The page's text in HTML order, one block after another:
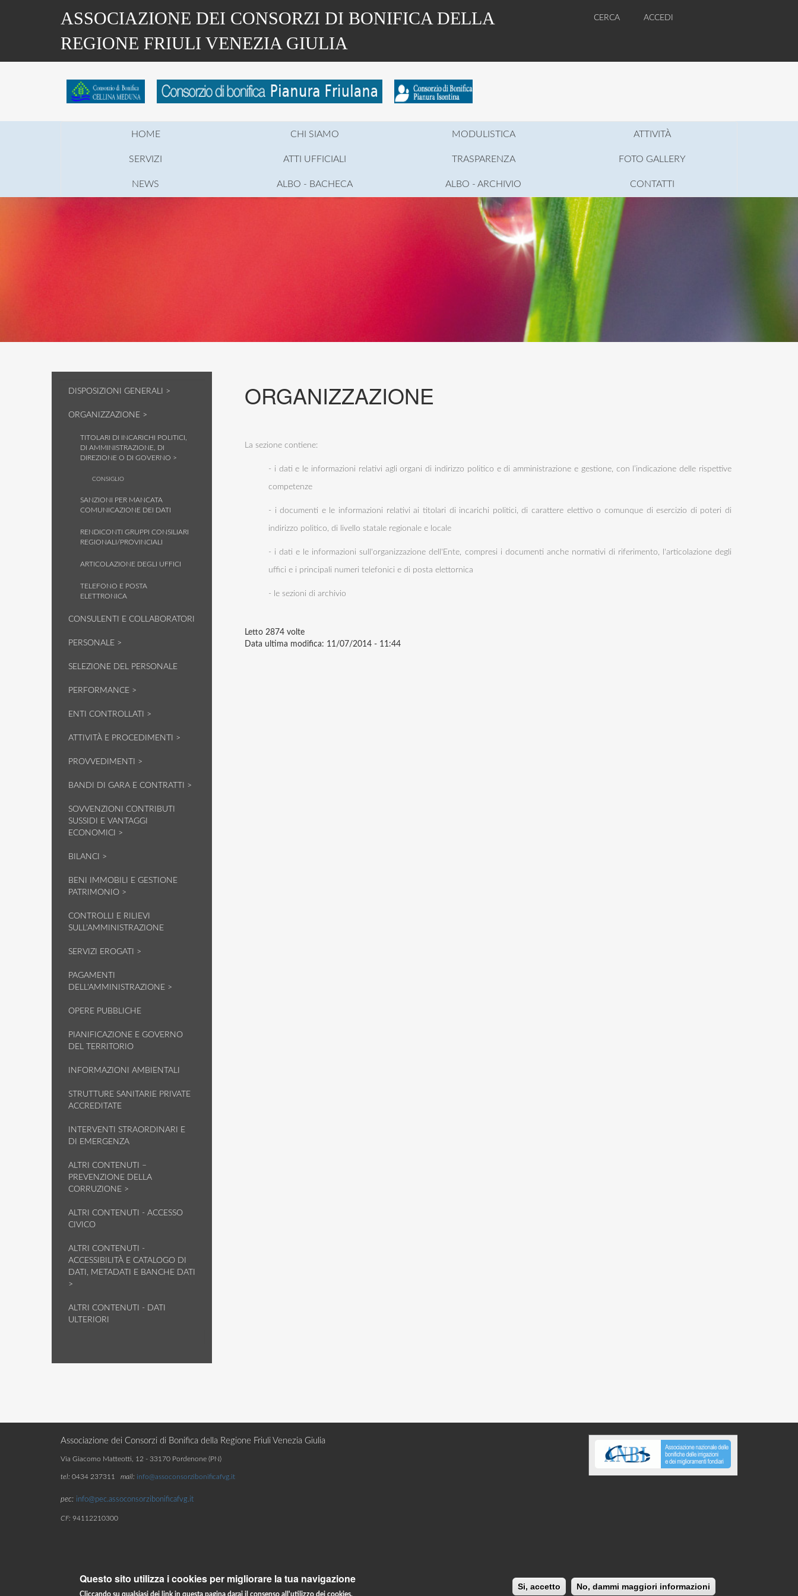
ASSOCIAZIONE DEI CONSORZI DI BONIFICA DELLA
REGIONE FRIULI VENEZIA GIULIA
CERCA ACCEDI
HOME CHI SIAMO MODULISTICA ATTIVITÀ
SERVIZI ATTI UFFICIALI TRASPARENZA FOTO GALLERY
NEWS ALBO - BACHECA ALBO - ARCHIVIO CONTATTI
DISPOSIZIONI GENERALI >
ORGANIZZAZIONE >
TITOLARI DI INCARICHI POLITICI,
DI AMMINISTRAZIONE, DI
DIREZIONE O DI GOVERNO >
CONSIGLIO
SANZIONI PER MANCATA
COMUNICAZIONE DEI DATI
RENDICONTI GRUPPI CONSILIARI
REGIONALI/PROVINCIALI
ARTICOLAZIONE DEGLI UFFICI
TELEFONO E POSTA
ELETTRONICA
CONSULENTI E COLLABORATORI
PERSONALE >
SELEZIONE DEL PERSONALE
PERFORMANCE >
ENTI CONTROLLATI >
ATTIVITÀ E PROCEDIMENTI >
PROVVEDIMENTI >
BANDI DI GARA E CONTRATTI >
SOVVENZIONI CONTRIBUTI
SUSSIDI E VANTAGGI
ECONOMICI >
BILANCI >
BENI IMMOBILI E GESTIONE
PATRIMONIO >
CONTROLLI E RILIEVI
SULL'AMMINISTRAZIONE
SERVIZI EROGATI >
PAGAMENTI
DELL'AMMINISTRAZIONE >
OPERE PUBBLICHE
PIANIFICAZIONE E GOVERNO
DEL TERRITORIO
INFORMAZIONI AMBIENTALI
STRUTTURE SANITARIE PRIVATE
ACCREDITATE
INTERVENTI STRAORDINARI E
DI EMERGENZA
ALTRI CONTENUTI –
PREVENZIONE DELLA
CORRUZIONE >
ALTRI CONTENUTI - ACCESSO
CIVICO
ALTRI CONTENUTI -
ACCESSIBILITÀ E CATALOGO DI
DATI, METADATI E BANCHE DATI
>
ALTRI CONTENUTI - DATI
ULTERIORI
ORGANIZZAZIONE
La sezione contiene:
- i dati e le informazioni relativi agli organi di indirizzo politico e di amministrazione e gestione, con l’indicazione delle rispettive
competenze
- i documenti e le informazioni relativi ai titolari di incarichi politici, di carattere elettivo o comunque di esercizio di poteri di
indirizzo politico, di livello statale regionale e locale
- i dati e le informazioni sull'organizzazione dell'Ente, compresi i documenti anche normativi di riferimento, l'articolazione degli
uffici e i principali numeri telefonici e di posta elettornica
- le sezioni di archivio
Letto 2874 volte
Data ultima modifica: 11/07/2014 - 11:44
Associazione dei Consorzi di Bonifica della Regione Friuli Venezia Giulia
Via Giacomo Matteotti, 12 - 33170 Pordenone (PN)
tel: 0434 237311 mail: info@assoconsorzibonificafvg.it
pec: info@pec.assoconsorzibonificafvg.it
CF: 94112210300
PRIVACY COOKIE NOTE LEGALI SITI TEMATICI CREDITS
Questo sito utilizza i cookies per migliorare la tua navigazione
Cliccando su qualsiasi dei link in questa pagina darai il consenso all'utilizzo dei cookies.
Si, accetto No, dammi maggiori informazioni